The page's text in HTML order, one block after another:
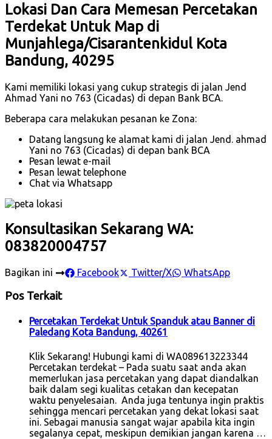
Lokasi Dan Cara Memesan Percetakan
Terdekat Untuk Map di
Munjahlega/Cisarantenkidul Kota
Bandung, 40295
Kami memiliki lokasi yang cukup strategis di jalan Jend
Ahmad Yani no 763 (Cicadas) di depan Bank BCA.
Beberapa cara melakukan pesanan ke Zona:
Datang langsung ke alamat kami di jalan Jend. ahmad
Yani no 763 (Cicadas) di depan bank BCA
Pesan lewat e-mail
Pesan lewat telephone
Chat via Whatsapp
Konsultasikan Sekarang WA:
083820004757
Bagikan ini Facebook Twitter/X WhatsApp
Pos Terkait
Percetakan Terdekat Untuk Spanduk atau Banner di
Paledang Kota Bandung, 40261
Klik Sekarang! Hubungi kami di WA089613223344
Percetakan terdekat – Pada suatu saat anda akan
memerlukan jasa percetakan yang dapat diandalkan
baik dalam segi kualitas cetakan dan kecepatan
waktu penyelesaian. Anda juga tentunya ingin praktis
sehingga mencari percetakan yang dekat lokasi saat
ini. Sebagai manusia sangat wajar apabila kita ingin
segalanya cepat, meskipun demikian jangan karena …